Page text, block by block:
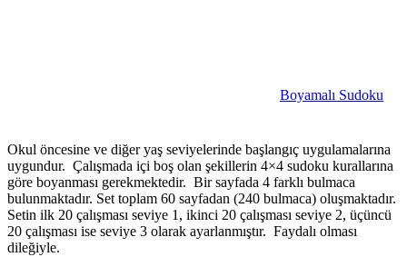
Boyamalı Sudoku
Okul öncesine ve diğer yaş seviyelerinde başlangıç uygulamalarına
uygundur. Çalışmada içi boş olan şekillerin 4×4 sudoku kurallarına
göre boyanması gerekmektedir. Bir sayfada 4 farklı bulmaca
bulunmaktadır. Set toplam 60 sayfadan (240 bulmaca) oluşmaktadır.
Setin ilk 20 çalışması seviye 1, ikinci 20 çalışması seviye 2, üçüncü
20 çalışması ise seviye 3 olarak ayarlanmıştır. Faydalı olması
dileğiyle.